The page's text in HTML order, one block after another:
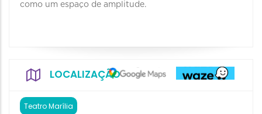
como um espaço de amplitude.
LOCALIZAÇÃO
Teatro Marília